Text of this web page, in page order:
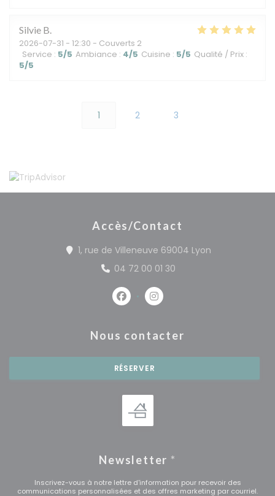
Silvie B
2026-07-31 - 12:30 - Couverts 2
Service : 5/5 Ambiance : 4/5 Cuisine : 5/5 Qualité / Prix :
5/5
1 2 3
Accès/Contact
1, rue de Villeneuve 69004 Lyon
04 72 00 01 30
Facebook ((ouvre une
Instagram ((ouvre une
Nous contacter
RÉSERVER
Newsletter *
Inscrivez-vous à notre lettre d'information pour recevoir des
communications personnalisées et des offres marketing par courriel.